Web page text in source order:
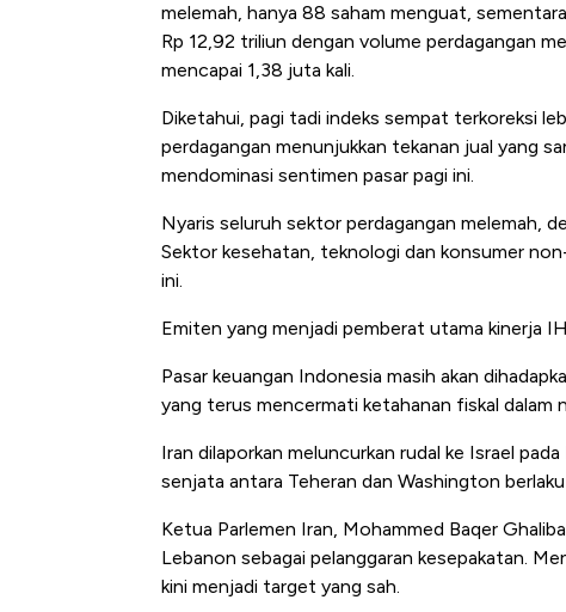
melemah, hanya 88 saham menguat,
Rp 12,92 triliun dengan volume perdagangan
mencapai 1,38 juta kali.
Diketahui, pagi tadi indeks sempat terkoreksi
perdagangan menunjukkan tekanan jual yang
mendominasi sentimen pasar pagi ini.
Nyaris seluruh sektor perdagangan melemah,
Sektor kesehatan, teknologi dan konsumer
ini.
Emiten yang menjadi pemberat utama kinerja
Pasar keuangan Indonesia masih akan
yang terus mencermati ketahanan fiskal dalam
Iran dilaporkan meluncurkan rudal ke Israel
senjata antara Teheran dan Washington berlaku
Ketua Parlemen Iran, Mohammed Baqer
Lebanon sebagai pelanggaran kesepakatan.
kini menjadi target yang sah.
Begini
di Jaman